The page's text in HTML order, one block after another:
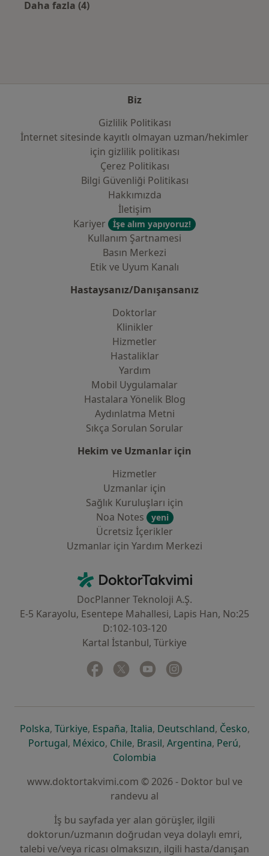
Daha fazla (4)
Biz
Gizlilik Politikası
İnternet sitesinde kayıtlı olmayan uzman/hekimler
i̇çin gizlilik politikası
Çerez Politikası
Bilgi Güvenliği Politikası
Hakkımızda
İletişim
Kariyer
İşe alım yapıyoruz!
Kullanım Şartnamesi
Basın Merkezi
Etik ve Uyum Kanalı
Hastaysanız/Danışansanız
Doktorlar
Klinikler
Hizmetler
Hastaliklar
Yardım
Mobil Uygulamalar
Hastalara Yönelik Blog
Aydınlatma Metni
Sıkça Sorulan Sorular
Hekim ve Uzmanlar için
Hizmetler
Uzmanlar için
Sağlık Kuruluşları için
Noa Notes
yeni
Ücretsiz İçerikler
Uzmanlar için Yardım Merkezi
DoktorTakvimi - Ana Sayfa
DocPlanner Teknoloji A.Ş.
E-5 Karayolu, Esentepe Mahallesi, Lapis Han, No:25
D:102-103-120
Kartal İstanbul, Türkiye
Facebook
yeni bir sekmede açılır
Twitter
yeni bir sekmede açılır
Youtube
yeni bir sekmede açılır
Polskayeni bir sekmede açılır
, Türkiyeyeni bir sekmede açılır
, Españayeni bir sekmede açılır
, Italiayeni bir sekmede açılır
, Deutschlandyeni bir
, Českoyeni
,
Portugalyeni bir sekmede açılır
, Méxicoyeni bir sekmede açılır
, Chileyeni bir sekmede açılır
, Brasilyeni bir sekmede açılır
, Argentinayeni bir
, Perúyeni
,
Colombia
www.doktortakvimi.com © 2026 - Doktor bul ve
randevu al
İş bu sayfada yer alan görüşler, ilgili
doktorun/uzmanın doğrudan veya dolaylı emri,
talebi ve/veya ricası olmaksızın, ilgili hasta/danışan